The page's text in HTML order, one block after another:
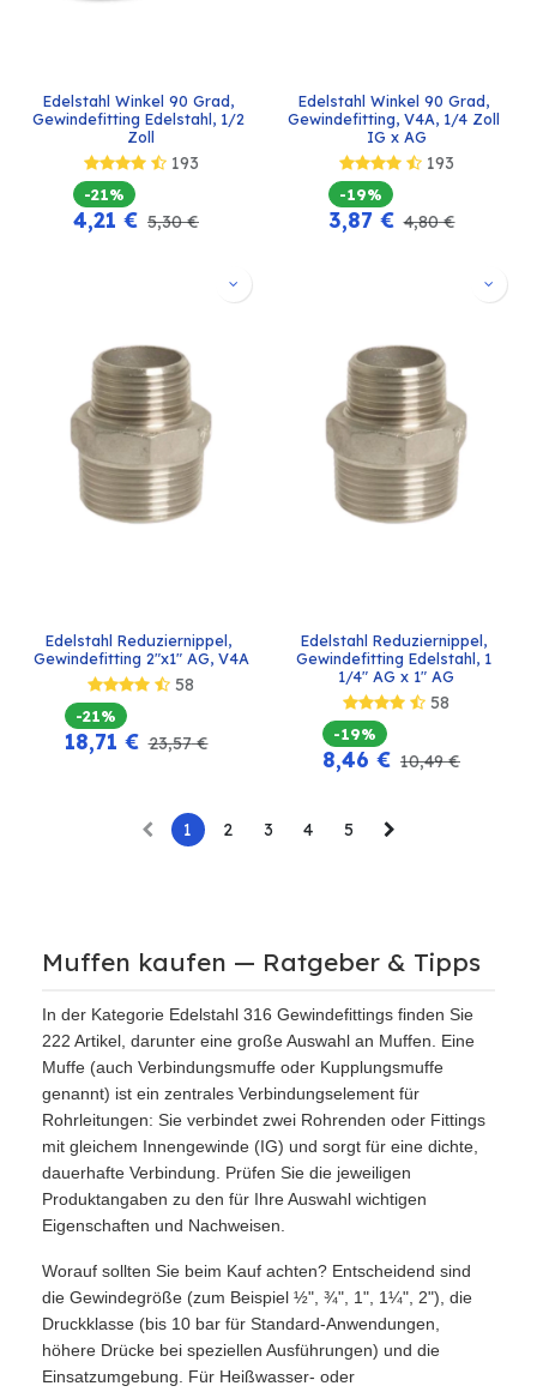
Edelstahl Winkel 90 Grad,
Gewindefitting Edelstahl, 1/2
Zoll
193
-21%
4,21 € 5,30€
Edelstahl Winkel 90 Grad,
Gewindefitting, V4A, 1/4 Zoll
IG x AG
193
-19%
3,87€ 4,80€
Edelstahl Reduziernippel,
Gewindefitting 2"x1" AG, V4A
58
-21%
18,71 € 23,57€
Edelstahl Reduziernippel,
Gewindefitting Edelstahl, 1
1/4" AG x 1" AG
58
-19%
8,46 € 10,49€
1 2 3 4 5
Muffen kaufen — Ratgeber & Tipps
In der Kategorie Edelstahl 316 Gewindefittings finden Sie
222 Artikel, darunter eine große Auswahl an Muffen. Eine
Muffe (auch Verbindungsmuffe oder Kupplungsmuffe
genannt) ist ein zentrales Verbindungselement für
Rohrleitungen: Sie verbindet zwei Rohrenden oder Fittings
mit gleichem Innengewinde (IG) und sorgt für eine dichte,
dauerhafte Verbindung. Prüfen Sie die jeweiligen
Produktangaben zu den für Ihre Auswahl wichtigen
Eigenschaften und Nachweisen.
Worauf sollten Sie beim Kauf achten? Entscheidend sind
die Gewindegröße (zum Beispiel ½", ¾", 1", 1¼", 2"), die
Druckklasse (bis 10 bar für Standard-Anwendungen,
höhere Drücke bei speziellen Ausführungen) und die
Einsatzumgebung. Für Heißwasser- oder